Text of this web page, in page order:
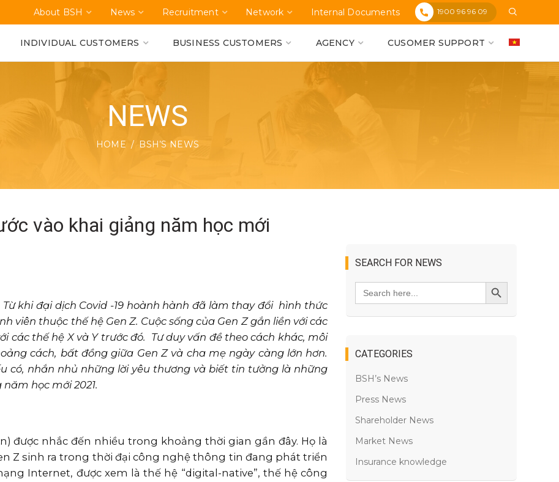
About BSH News Recruitment Network Internal Documents 1900 96 96 09
INDIVIDUAL CUSTOMERS BUSINESS CUSTOMERS AGENCY CUSOMER SUPPORT
NEWS
HOME BSH’S NEWS
vào khai giảng năm học mới
khi đại dịch Covid -19 hoành hành đã làm thay đổi hình thức
viên thuộc thế hệ Gen Z. Cuộc sống của Gen Z gắn liền với các
các thế hệ X và Y trước đó. Tư duy vấn đề theo cách khác, môi
cách, bất đồng giữa Gen Z và cha mẹ ngày càng lớn hơn.
có, nhắn nhủ những lời yêu thương và biết tin tưởng là những
học mới 2021.
được nhắc đến nhiều trong khoảng thời gian gần đây. Họ là
Z sinh ra trong thời đại công nghệ thông tin đang phát triển
Internet, được xem là thế hệ “digital-native”, thế hệ công
SEARCH FOR NEWS
Search
for: SEARCH BUTTON
CATEGORIES
BSH’s News
Press News
Shareholder News
Market News
Insurance knowledge